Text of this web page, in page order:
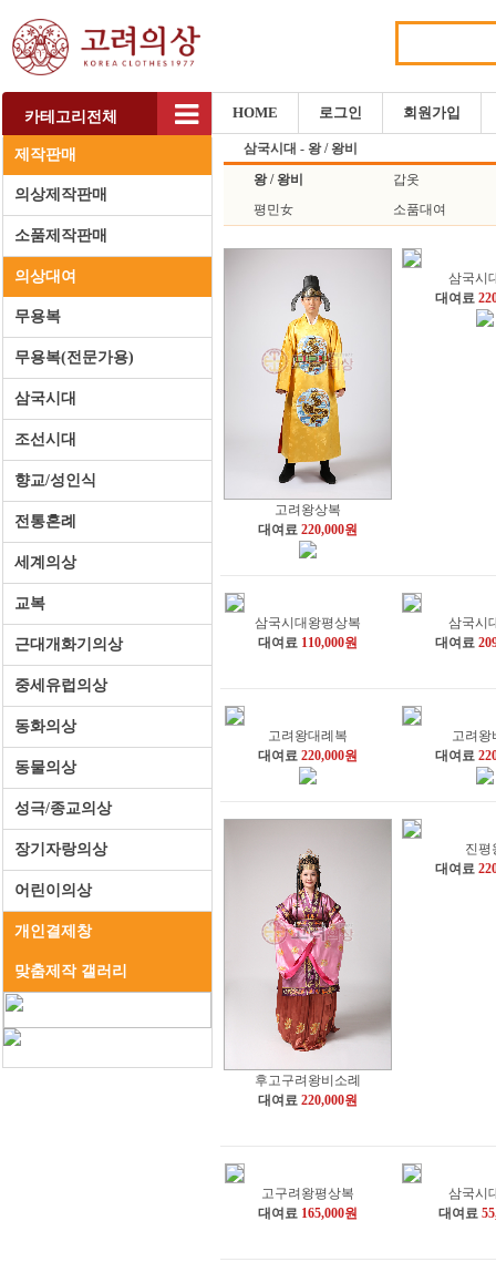
카테고리전체 HOME 로그인 회원가입
제작판매
의상제작판매
소품제작판매
의상대여
무용복
무용복(전문가용)
삼국시대
조선시대
향교/성인식
전통혼례
세계의상
교복
근대개화기의상
중세유럽의상
동화의상
동물의상
성극/종교의상
장기자랑의상
어린이의상
개인결제창
맞춤제작 갤러리
삼국시대 - 왕 / 왕비
왕 / 왕비
갑옷
평민女
소품대여
고려왕상복
대여료 220,000원
삼국시
대여료
삼국시대왕평상복
대여료 110,000원
삼국시
대여료
고려왕대례복
대여료 220,000원
고려왕
대여료
후고구려왕비소례
대여료 220,000원
진평
대여료
고구려왕평상복
대여료 165,000원
삼국시
대여료